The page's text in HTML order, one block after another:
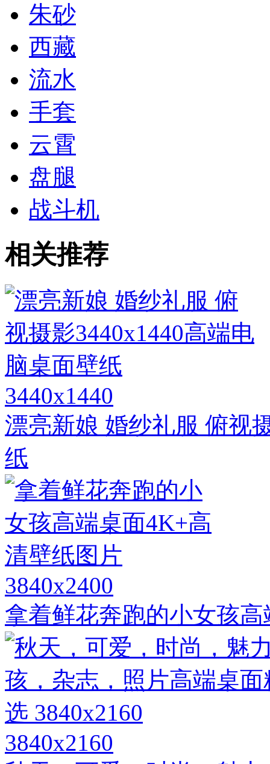
朱砂
西藏
流水
手套
云霄
盘腿
战斗机
相关推荐
3440x1440
漂亮新娘 婚纱礼服 俯视
纸
3840x2400
拿着鲜花奔跑的小女孩
3840x2160